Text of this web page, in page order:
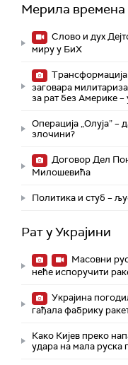
Мерила времена
Слово и дух
миру у БиХ
Трансформација
заговара
за рат без Америке
Операција „Олуја” –
злочини?
Договор Дел
Милошевића
Политика и стуб –
Рат у Украјини
Масовни
неће испоручити
Украјина
гађала фабрику
Како Кијев преко
удара на мала руска